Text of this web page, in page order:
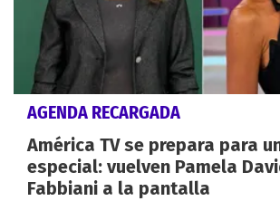
AGENDA RECARGADA
América TV se prepara para
especial: vuelven Pamela
Fabbiani a la pantalla